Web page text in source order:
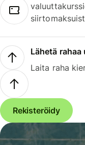
Lähetä
Laita raha
Rekisteröidy